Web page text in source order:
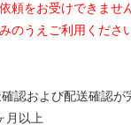
頼をお受けできません
のうえご利用ください
確認および配送確認が
月以上